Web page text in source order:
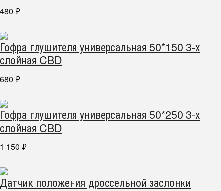
480 ₽
Гофра глушителя универсальная 50*150 3-х
слойная CBD
680 ₽
Гофра глушителя универсальная 50*250 3-х
слойная CBD
1 150 ₽
Датчик положения дроссельной заслонки